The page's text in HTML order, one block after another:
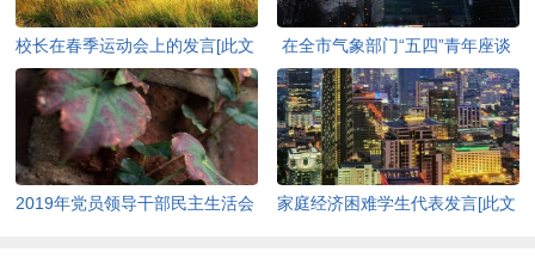
校长在春季运动会上的发言[此文
共3061字]
在全市气象部门“五四”青年座谈
会上的讲话[此文共3109字]
2019年党员领导干部民主生活会
家庭经济困难学生代表发言[此文